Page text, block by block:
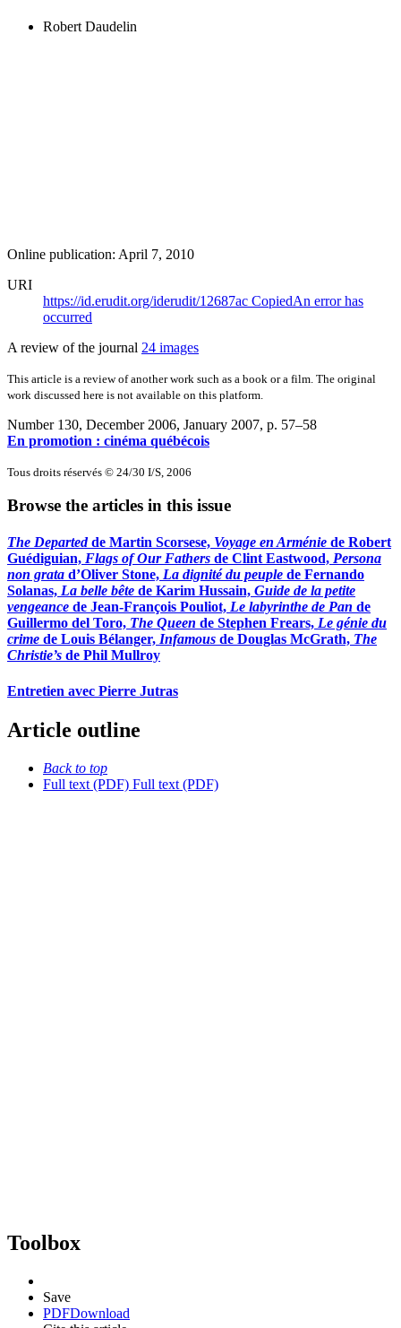
Robert Daudelin
Online publication: April 7, 2010
URI
https://id.erudit.org/iderudit/12687ac CopiedAn error has
occurred
A review of the journal 24 images
This article is a review of another work such as a book or a film. The original
work discussed here is not available on this platform.
Number 130, December 2006, January 2007, p. 57–58
En promotion : cinéma québécois
Tous droits réservés © 24/30 I/S, 2006
Browse the articles in this issue
The Departedde Martin Scorsese, Voyage en Arménie de Robert
Guédiguian, Flags of Our Fathers de Clint Eastwood, Persona
non grata d’Oliver Stone, La dignité du peuple de Fernando
Solanas, La belle bête de Karim Hussain, Guide de la petite
vengeance de Jean-François Pouliot, Le labyrinthe de Pan de
Guillermo del Toro, The Queen de Stephen Frears, Le génie du
crime de Louis Bélanger, Infamous de Douglas McGrath, The
Christie’s de Phil Mullroy
Entretien avec Pierre Jutras
Article outline
Back to top
Full text (PDF) Full text (PDF)
Toolbox
Save
PDFDownload